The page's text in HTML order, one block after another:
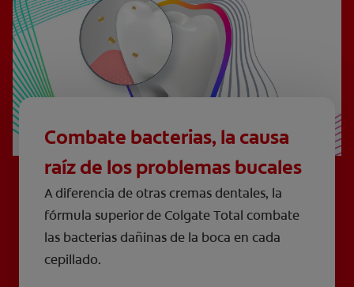
Combate bacterias, la causa
raíz de los problemas bucales
A diferencia de otras cremas dentales, la
fórmula superior de Colgate Total combate
las bacterias dañinas de la boca en cada
cepillado.